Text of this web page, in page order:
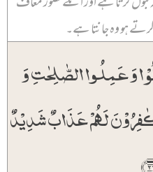
کرتے ہو وہ جانتا ہے۔
وَ عَمِلُوا الصّٰلِحٰتِ وَ
لَہُمۡ عَذَابٌ شَدِیۡدٌ